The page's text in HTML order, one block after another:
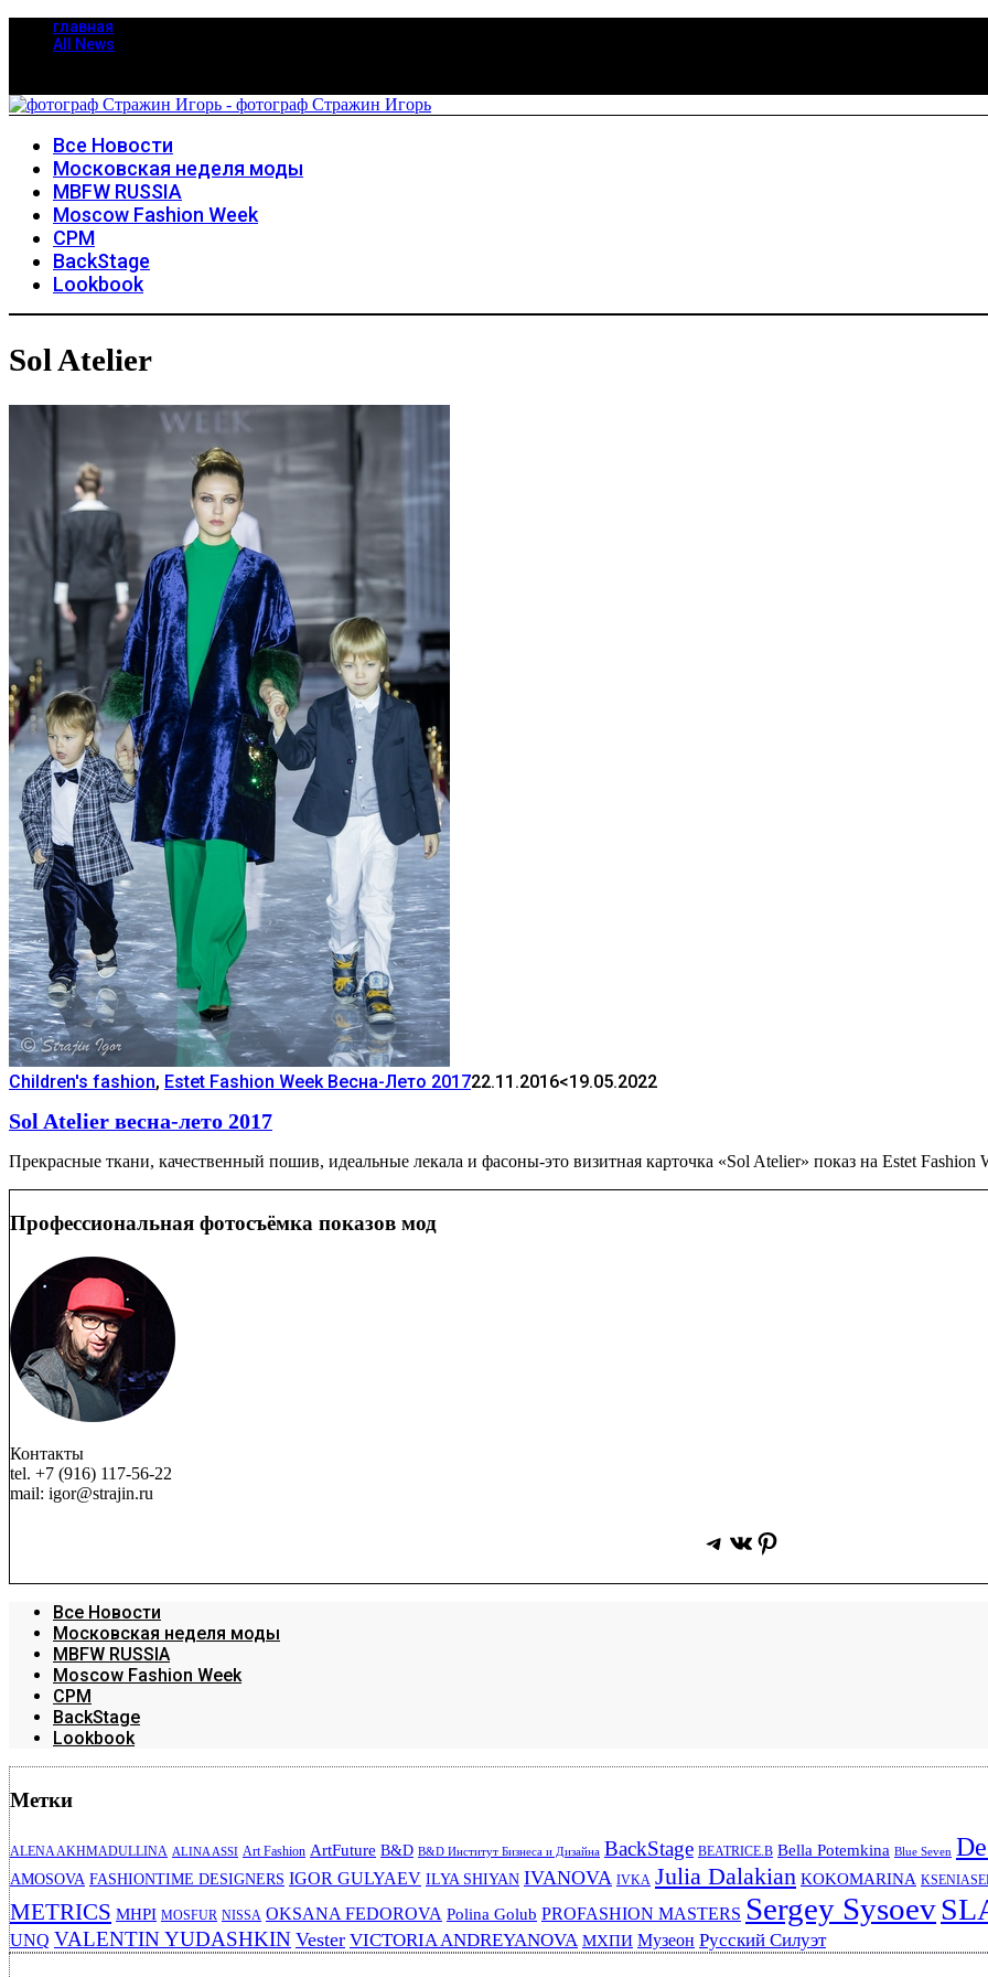
главная
All News
Все Новости
Московская неделя моды
MBFW RUSSIA
Moscow Fashion Week
CPM
BackStage
Lookbook
Sol Atelier
Children's fashion, Estet Fashion Week Весна-Лето 201722.11.2016<19.05.2022
Sol Atelier весна-лето 2017
Прекрасные ткани, качественный пошив, идеальные лекала и фасоны-это визитная карточка «Sol Atelier» показ на Estet Fashion
Профессиональная фотосъёмка показов мод
Контакты
tel. +7 (916) 117-56-22
mail: igor@strajin.ru
Telegram
ВКонтакте
Pinterest
Все Новости
Московская неделя моды
MBFW RUSSIA
Moscow Fashion Week
CPM
BackStage
Lookbook
Метки
ALENA AKHMADULLINA ALINA ASSI Art Fashion ArtFuture B&D B&D Институт Бизнеса и Дизайна BackStage BEATRICE.B Bella Potemkina Blue Seven
AMOSOVA FASHIONTIME DESIGNERS IGOR GULYAEV ILYA SHIYAN IVANOVA IVKA Julia Dalakian KOKOMARINA
METRICS MHPI MOSFUR NISSA OKSANA FEDOROVA Polina Golub PROFASHION MASTERS Sergey Sysoev
UNQ VALENTIN YUDASHKIN Vester VICTORIA ANDREYANOVA МХПИ Музеон Русский Силуэт